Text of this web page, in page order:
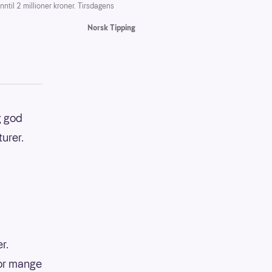
2 millioner kroner. Tirsdagens
Norsk Tipping
god
mange